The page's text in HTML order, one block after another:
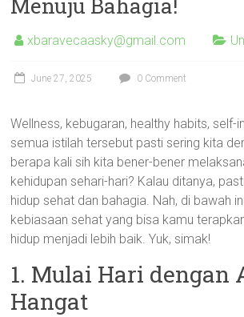
Menuju Bahagia!
xbaravecaasky@gmail.com
June 27, 2025 0 Comment
Wellness, kebugaran, healthy habits,
semua istilah tersebut pasti sering kita
berapa kali sih kita bener-bener
kehidupan sehari-hari? Kalau ditanya,
hidup sehat dan bahagia. Nah, di bawah
kebiasaan sehat yang bisa kamu
hidup menjadi lebih baik. Yuk, simak!
1. Mulai Hari dengan
Hangat